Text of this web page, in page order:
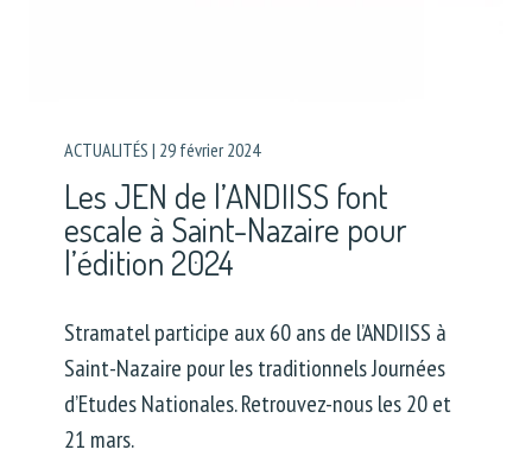
ACTUALITÉS | 29 février 2024
Les JEN de l’ANDIISS font
escale à Saint-Nazaire pour
l’édition 2024
Stramatel participe aux 60 ans de l’ANDIISS à
Saint-Nazaire pour les traditionnels Journées
d’Etudes Nationales. Retrouvez-nous les 20 et
21 mars.